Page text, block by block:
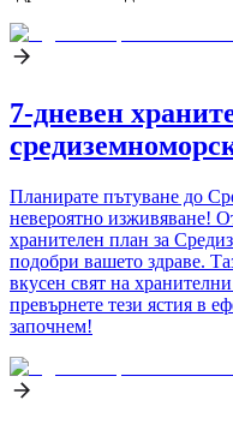
7-дневен
Планирате пътуване до
невероятно изживяване!
хранителен план за
подобри вашето здраве.
вкусен свят на
превърнете тези ястия в
започнем!